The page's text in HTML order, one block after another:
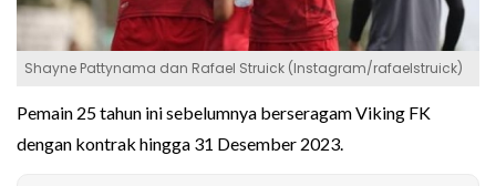
Shayne Pattynama dan Rafael Struick (Instagram/rafaelstruick)
Pemain 25 tahun ini sebelumnya berseragam Viking FK
dengan kontrak hingga 31 Desember 2023.